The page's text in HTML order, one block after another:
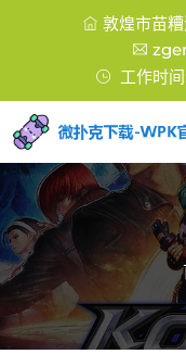
敦煌市苗
工作时